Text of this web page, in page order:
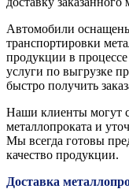
Автомобили
транспортировки
продукции в
услуги по выгрузке
быстро получить
Наши клиенты могут
металлопроката и
Мы всегда готовы
качество продукции.
Доставка